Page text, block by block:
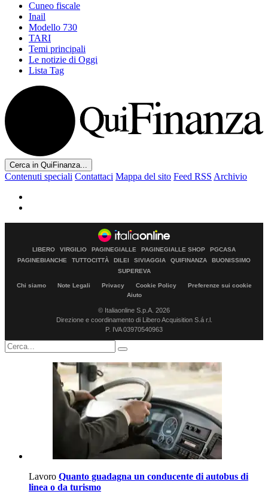
Cuneo fiscale
Inail
Modello 730
TARI
Temi principali
Le notizie di Oggi
Lista Tag
Cerca in QuiFinanza...
Contenuti speciali Contattaci Mappa del sito Feed RSS Archivio
LIBERO VIRGILIO PAGINEGIALLE PAGINEGIALLE SHOP
PGCASA
PAGINEBIANCHE
TUTTOCITTÀ DILEI SIVIAGGIA QUIFINANZA
BUONISSIMO
SUPEREVA
Chi siamo Note Legali Privacy Cookie Policy
Preferenze sui cookie
Aiuto
© Italiaonline S.p.A. 2026
Direzione e coordinamento di Libero Acquisition S.á r.l.
P. IVA 03970540963
Lavoro Quanto guadagna un conducente di autobus di
linea o da turismo